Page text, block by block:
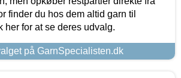
finder du hos dem altid garn til
her for at se deres udvalg.
på GarnSpecialisten.dk